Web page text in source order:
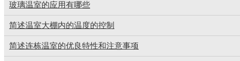
玻璃温室的应用有哪些
简述温室大棚内的温度的控制
简述连栋温室的优良特性和注意事项